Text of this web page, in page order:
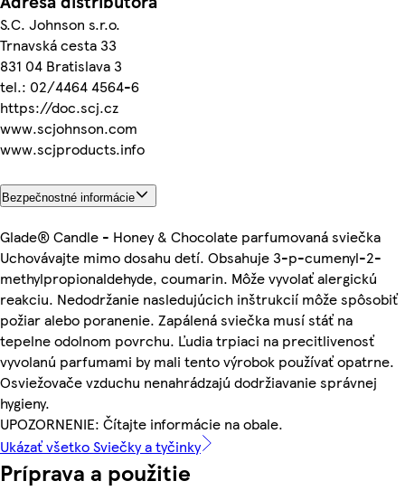
S.C. Johnson s.r.o.
Trnavská cesta 33
831 04 Bratislava 3
tel.: 02/4464 4564-6
https://doc.scj.cz
www.scjohnson.com
www.scjproducts.info
Bezpečnostné informácie
Glade® Candle - Honey & Chocolate parfumovaná sviečka
Uchovávajte mimo dosahu detí. Obsahuje 3-p-cumenyl-2-
methylpropionaldehyde, coumarin. Môže vyvolať alergickú
reakciu. Nedodržanie nasledujúcich inštrukcií môže spôsobiť
požiar alebo poranenie. Zapálená sviečka musí stáť na
tepelne odolnom povrchu. Ľudia trpiaci na precitlivenosť
vyvolanú parfumami by mali tento výrobok používať opatrne.
Osviežovače vzduchu nenahrádzajú dodržiavanie správnej
hygieny.
UPOZORNENIE: Čítajte informácie na obale.
Ukázať všetko Sviečky a tyčinky
Príprava a použitie